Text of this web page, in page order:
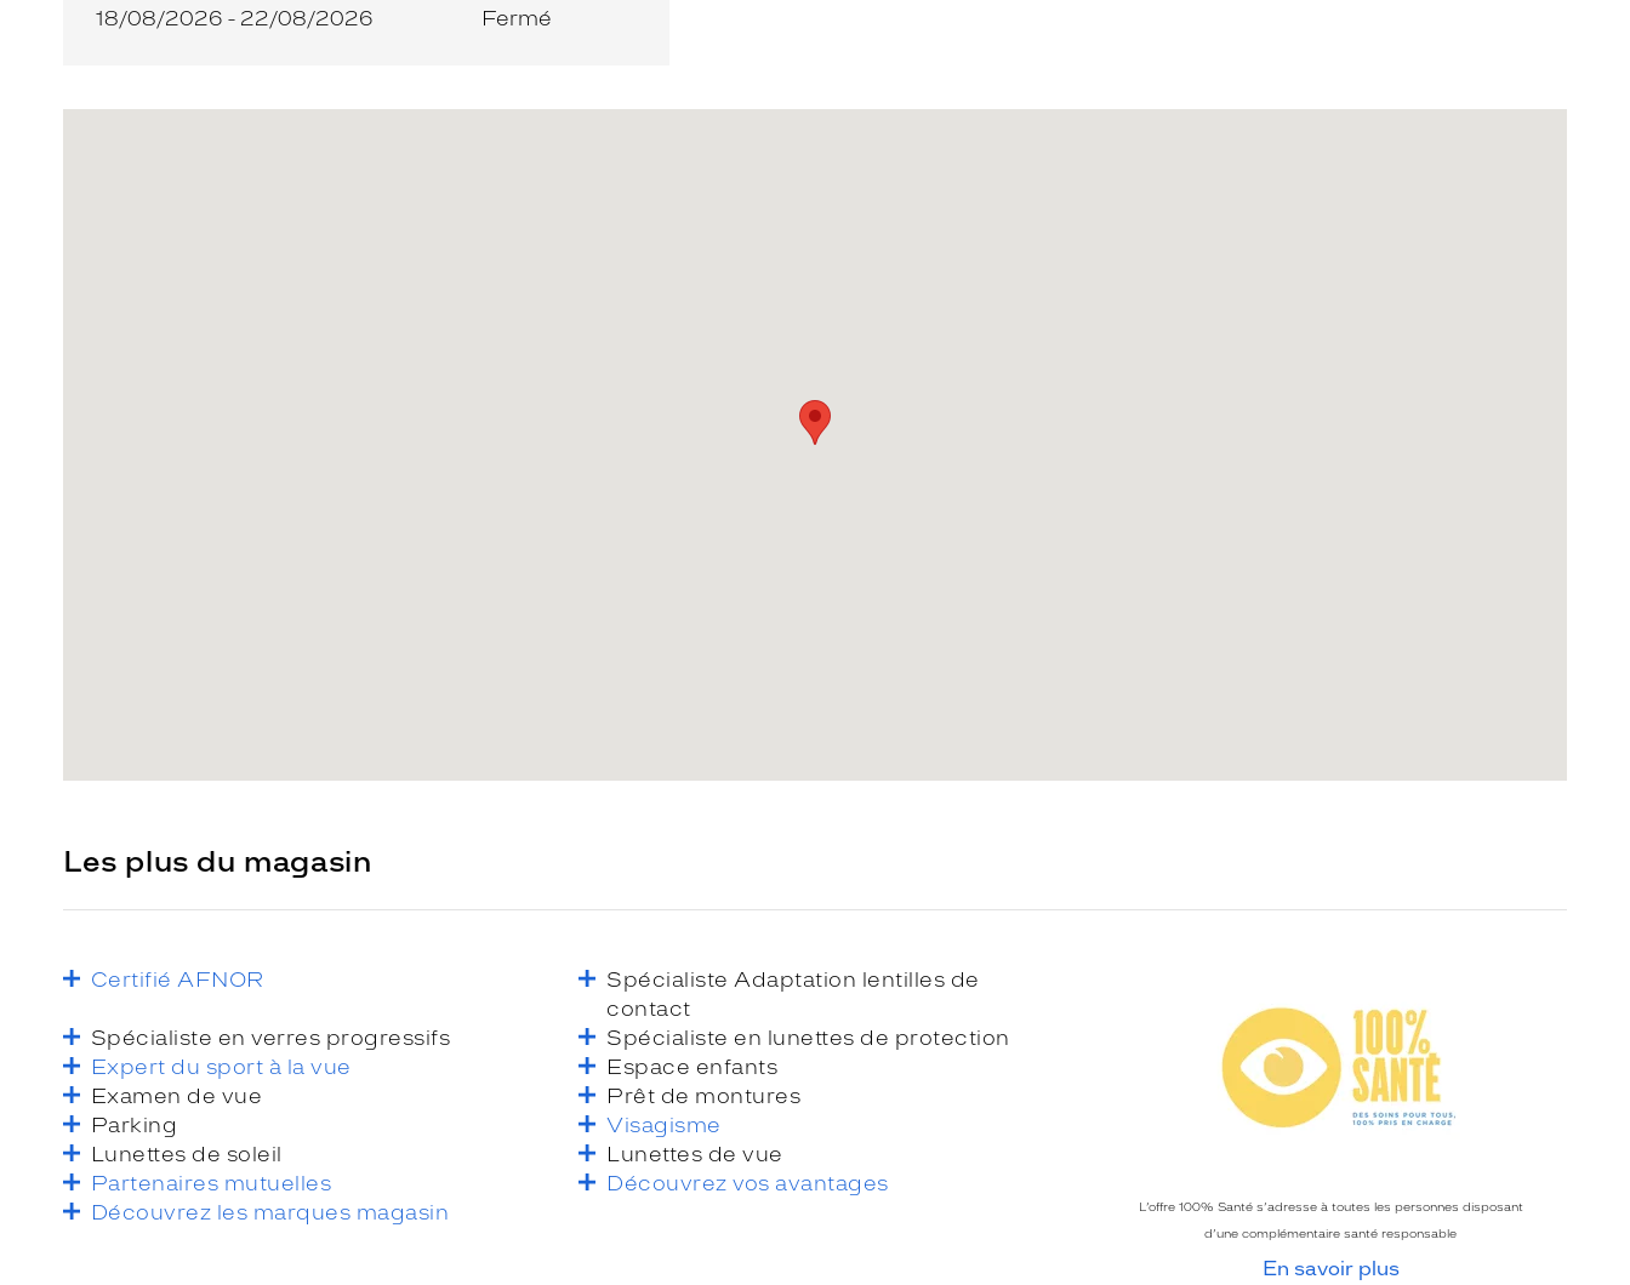
18/08/2026 - 22/08/2026 Fermé
Les plus du magasin
Certifié AFNOR
Spécialiste Adaptation lentilles de
contact
Spécialiste en verres progressifs
Spécialiste en lunettes de protection
Expert du sport à la vue
Espace enfants
Examen de vue
Prêt de montures
Parking
Visagisme
Lunettes de soleil
Lunettes de vue
Partenaires mutuelles
Découvrez vos avantages
Découvrez les marques magasin
L’offre 100% Santé s’adresse à toutes les personnes disposant
d’une complémentaire santé responsable
En savoir plus